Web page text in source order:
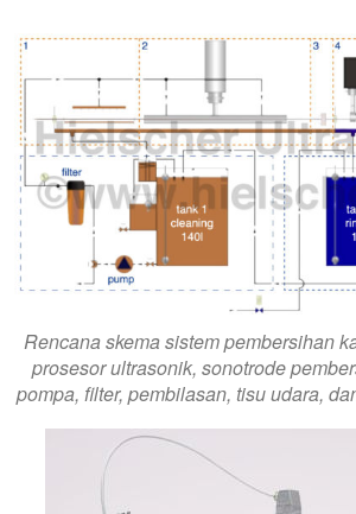
Rencana skema sistem pembersihan
prosesor ultrasonik, sonotrode
pompa, filter, pembilasan, tisu udara,